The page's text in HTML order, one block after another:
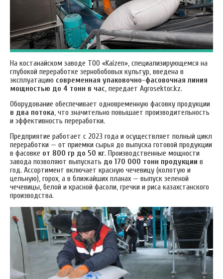
На костанайском заводе ТОО «Kaizen», специализирующемся на
глубокой переработке зернобобовых культур, введена в
эксплуатацию современная упаковочно-фасовочная линия
мощностью до 4 тонн в час, передает Аgrosektor.kz.
Оборудование обеспечивает одновременную фасовку продукции
в два потока, что значительно повышает производительность
и эффективность переработки.
Предприятие работает с 2023 года и осуществляет полный цикл
переработки — от приемки сырья до выпуска готовой продукции
в фасовке от 800 гр до 50 кг. Производственные мощности
завода позволяют выпускать до 170 000 тонн продукции в
год. Ассортимент включает красную чечевицу (колотую и
цельную), горох, а в ближайших планах — выпуск зеленой
чечевицы, белой и красной фасоли, гречки и риса казахстанского
производства.